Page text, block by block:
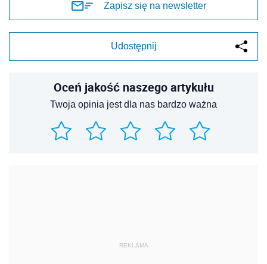
Zapisz się na newsletter
Udostępnij
Oceń jakość naszego artykułu
Twoja opinia jest dla nas bardzo ważna
REKLAMA